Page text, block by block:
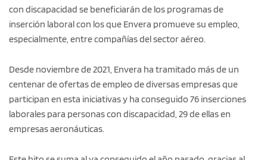
con discapacidad se beneficiarán de los programas de
inserción laboral con los que Envera promueve su empleo,
especialmente, entre compañías del sector aéreo.
Desde noviembre de 2021, Envera ha tramitado más de un
centenar de ofertas de empleo de diversas empresas que
participan en esta iniciativas y ha conseguido 76 inserciones
laborales para personas con discapacidad, 29 de ellas en
empresas aeronáuticas.